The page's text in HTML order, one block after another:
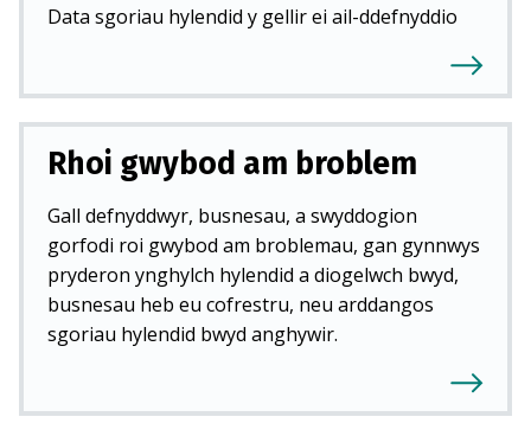
Data sgoriau hylendid y gellir ei ail-ddefnyddio
Rhoi gwybod am broblem
Gall defnyddwyr, busnesau, a swyddogion
gorfodi roi gwybod am broblemau, gan gynnwys
pryderon ynghylch hylendid a diogelwch bwyd,
busnesau heb eu cofrestru, neu arddangos
sgoriau hylendid bwyd anghywir.